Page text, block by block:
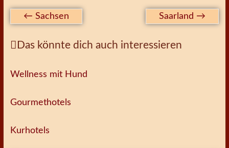
← Sachsen Saarland →
Das könnte dich auch interessieren
Wellness mit Hund
Gourmethotels
Kurhotels